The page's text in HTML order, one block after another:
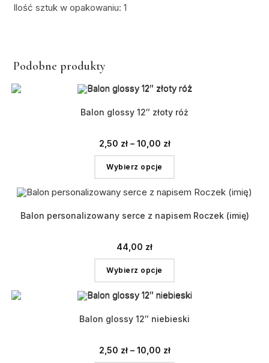
Ilość sztuk w opakowaniu: 1
Podobne produkty
Balon glossy 12″ złoty róż
2,50 zł – 10,00 zł
Wybierz opcje
Balon personalizowany serce z napisem Roczek (imię)
44,00 zł
Wybierz opcje
Balon glossy 12″ niebieski
2,50 zł – 10,00 zł